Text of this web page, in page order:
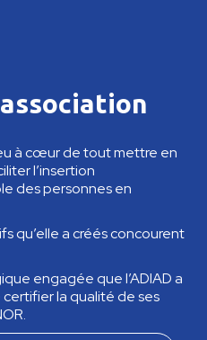
association
eu à cœur de tout mettre en
l’insertion
des personnes en
qu’elle a créés concourent
engagée que l’ADIAD a
la qualité de ses